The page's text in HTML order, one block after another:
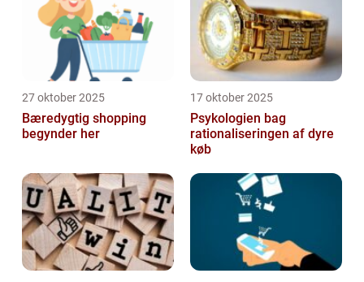
27 oktober 2025
Bæredygtig shopping
begynder her
17 oktober 2025
Psykologien bag
rationaliseringen af dyre
køb